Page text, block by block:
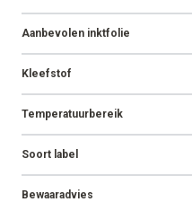
Aanbevolen inktfolie
Kleefstof
Temperatuurbereik
Soort label
Bewaaradvies